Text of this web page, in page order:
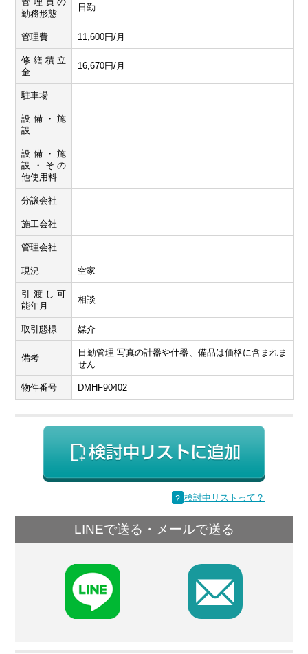
勤務形態
日勤
管理費 11,600円/月
修繕積立
金
16,670円/月
駐車場
設備・施
設
設備・施
設・その
他使用料
分譲会社
施工会社
管理会社
現況 空家
引渡し可
能年月
相談
取引態様 媒介
備考
日勤管理 写真の計器や什器、備品は価格に含まれま
せん
物件番号 DMHF90402
？ 検討中リストって？
LINEで送る・メールで送る
F